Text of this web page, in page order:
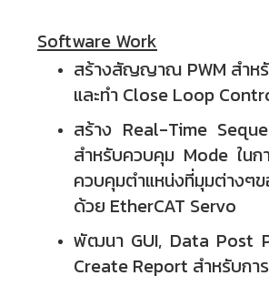
Software Work
สร้างสัญญาณ PWM สำห
และทำ Close Loop
สร้าง Real-Time
สำหรับควบคุม Mode ใน
ควบคุมตำแหน่งที่มุมต่า
ด้วย EtherCAT Servo
พัฒนา GUI, Data Post
Create Report สำหรับกา